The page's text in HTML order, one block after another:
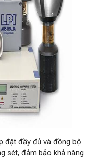
đặt đầy đủ và đồng bộ
sét, đảm bảo khả năng